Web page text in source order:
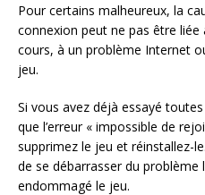
Pour certains malheureux, la
connexion peut ne pas être
cours, à un problème Internet
jeu.
Si vous avez déjà essayé
que l’erreur « impossible de
supprimez le jeu et réinstallez-
de se débarrasser du problème
endommagé le jeu.